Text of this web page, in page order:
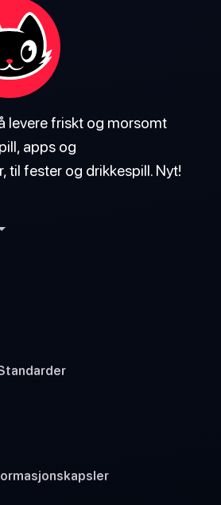
levere friskt og morsomt
apps og
til fester og drikkespill. Nyt!